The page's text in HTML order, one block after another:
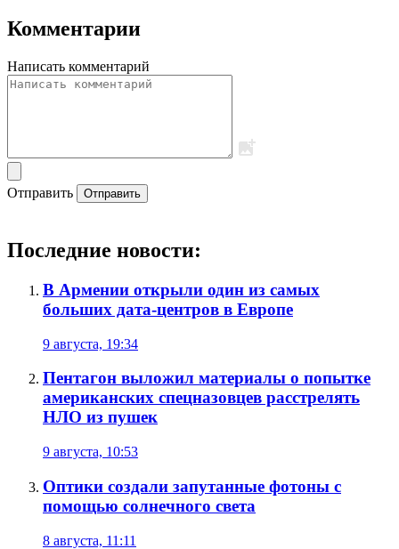
Комментарии
Написать комментарий
Отправить Отправить
Последние новости:
В Армении открыли один из самых
больших дата-центров в Европе
9 августа, 19:34
Пентагон выложил материалы о попытке
американских спецназовцев расстрелять
НЛО из пушек
9 августа, 10:53
Оптики создали запутанные фотоны с
помощью солнечного света
8 августа, 11:11